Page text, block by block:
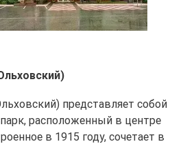
представляет собой
расположенный в центре
в 1915 году, сочетает в